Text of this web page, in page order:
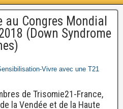
Congres Mondial
(Down Syndrome
Vivre avec une T21
de Trisomie21-France,
la Vendée et de la Haute